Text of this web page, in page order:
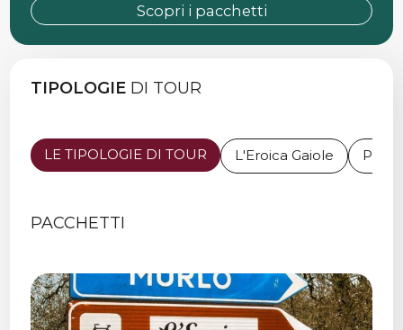
Scopri i pacchetti
TIPOLOGIEDI TOUR
LE TIPOLOGIE DI TOUR L'Eroica Gaiole
PACCHETTI